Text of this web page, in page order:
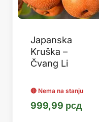
Japanska
Kruška –
Čvang Li
999,99 рсд